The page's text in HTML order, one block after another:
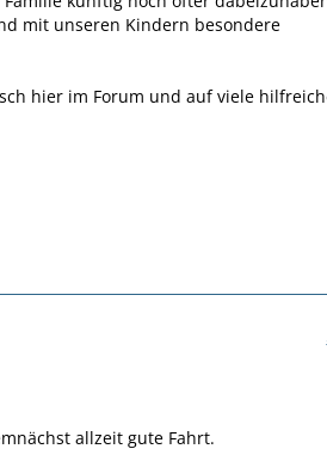
mit unseren Kindern besondere
hier im Forum und auf viele
allzeit gute Fahrt.